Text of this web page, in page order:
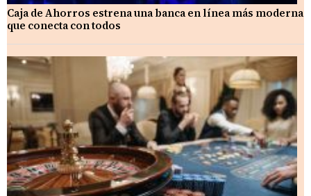
Caja de Ahorros estrena una banca en línea más moderna
que conecta con todos